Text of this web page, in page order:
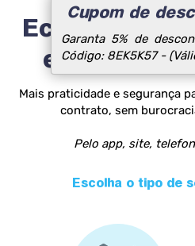
Economize e
entregas
Mais praticidade e segurança
contrato, sem
Pelo app, site,
Escolha o tipo de
Cupom de
Garanta 5% de
Código: 8EK5K57 -